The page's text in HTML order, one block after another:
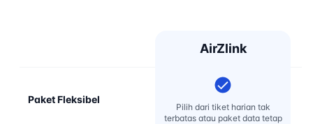
AirZlink
Paket Fleksibel
Pilih dari tiket harian tak
terbatas atau paket data tetap